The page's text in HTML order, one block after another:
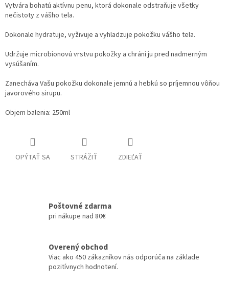
Vytvára bohatú aktívnu penu, ktorá dokonale odstraňuje všetky
nečistoty z vášho tela.
Dokonale hydratuje, vyživuje a vyhladzuje pokožku vášho tela.
Udržuje microbionovú vrstvu pokožky a chráni ju pred nadmerným
vysúšaním.
Zanecháva Vašu pokožku dokonale jemnú a hebkú so príjemnou vôňou
javorového sirupu.
Objem balenia: 250ml
OPÝTAŤ SA STRÁŽIŤ ZDIEĽAŤ
Poštovné zdarma
pri nákupe nad 80€
Overený obchod
Viac ako 450 zákazníkov nás odporúča na základe
pozitívnych hodnotení.